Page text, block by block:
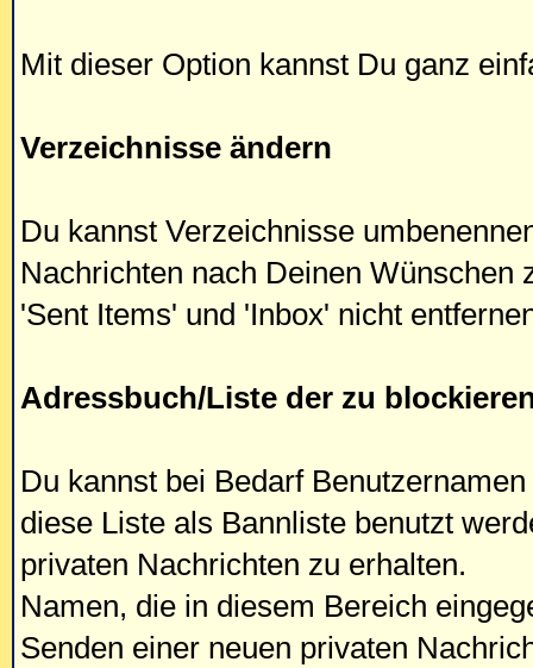
Mit dieser Option kannst Du ganz
Verzeichnisse ändern
Du kannst Verzeichnisse
Nachrichten nach Deinen
'Sent Items' und 'Inbox' nicht
Adressbuch/Liste der zu
Du kannst bei Bedarf
diese Liste als Bannliste benutzt
privaten Nachrichten zu erhalten.
Namen, die in diesem Bereich
Senden einer neuen privaten